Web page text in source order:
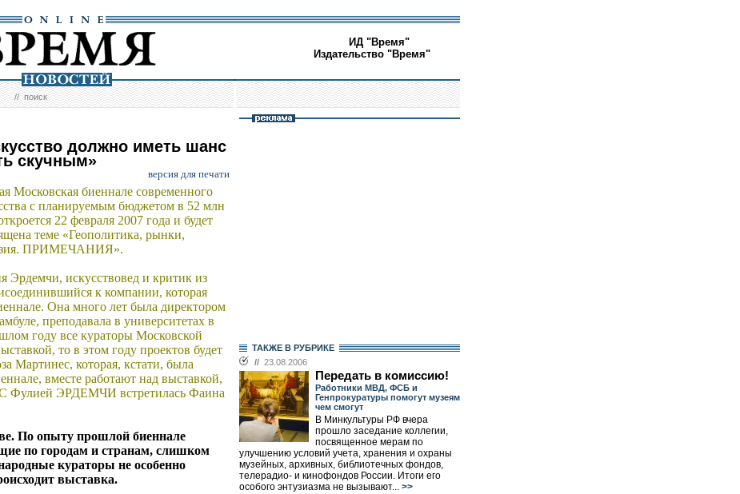
ИД "Время"
Издательство "Время"
//поиск
должно иметь шанс
скучным»
версия для печати
Московская биеннале современного
с планируемым бюджетом в 52 млн
22 февраля 2007 года и будет
теме «Геополитика, рынки,
ПРИМЕЧАНИЯ».
Эрдемчи, искусствовед и критик из
к компании, которая
Она много лет была директором
преподавала в университетах в
году все кураторы Московской
то в этом году проектов будет
Мартинес, которая, кстати, была
вместе работают над выставкой,
С Фулией ЭРДЕМЧИ встретилась Фаина
По опыту прошлой биеннале
по городам и странам, слишком
кураторы не особенно
выставка.
ТАКЖЕ В РУБРИКЕ
// 23.08.2006
Передать в комиссию!
Работники МВД, ФСБ и
Генпрокуратуры помогут музеям
чем смогут
В Минкультуры РФ вчера
прошло заседание коллегии,
посвященное мерам по
улучшению условий учета, хранения и охраны
музейных, архивных, библиотечных фондов,
телерадио- и кинофондов России. Итоги его
особого энтузиазма не вызывают... >>